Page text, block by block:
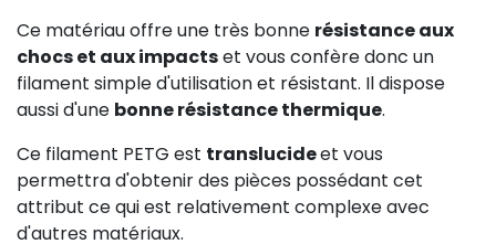
Ce matériau offre une très bonne résistance aux
chocs et aux impactset vous confère donc un
filament simple d'utilisation et résistant. Il dispose
aussi d'une bonne résistance thermique.
Ce filament PETG est translucideet vous
permettra d'obtenir des pièces possédant cet
attribut ce qui est relativement complexe avec
d'autres matériaux.